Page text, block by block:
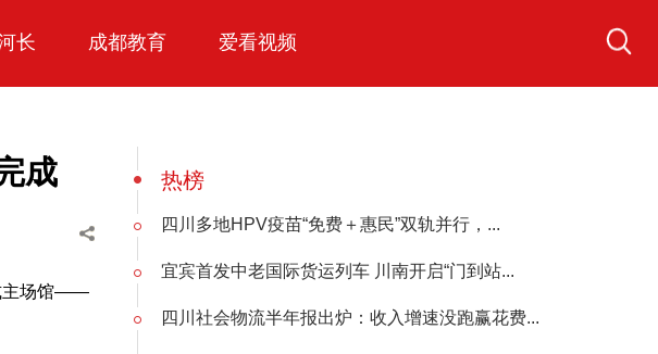
长 成都教育 爱看视频
成
主场馆——
热榜
四川多地HPV疫苗“免费＋惠民”双轨并行，...
宜宾首发中老国际货运列车 川南开启“门到站...
四川社会物流半年报出炉：收入增速没跑赢花费...